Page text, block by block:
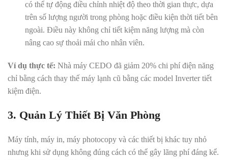
có thể tự động điều chỉnh nhiệt độ theo thời gian thực, dựa
trên số lượng người trong phòng hoặc điều kiện thời tiết bên
ngoài. Điều này không chỉ tiết kiệm năng lượng mà còn
nâng cao sự thoải mái cho nhân viên.
Ví dụ thực tế: Nhà máy CEDO đã giảm 20% chi phí điện năng
chỉ bằng cách thay thế máy lạnh cũ bằng các model Inverter tiết
kiệm điện.
3. Quản Lý Thiết Bị Văn Phòng
Máy tính, máy in, máy photocopy và các thiết bị khác tuy nhỏ
nhưng khi sử dụng không đúng cách có thể gây lãng phí đáng kể.